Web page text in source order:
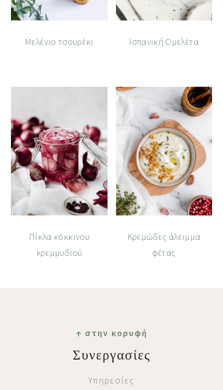
Μελένιο τσουρέκι Ισπανική Ομελέτα
Πίκλα κόκκινου
κρεμμυδιού
Κρεμώδες άλειμμα
φέτας
↑ στην κορυφή
Συνεργασίες
Υπηρεσίες